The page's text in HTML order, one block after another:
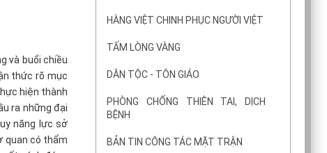
và buổi chiều
thức rõ mục
hiện thành
ra những đại
năng lực sở
quan có thẩm
HÀNG VIỆT CHINH PHỤC NGƯỜI VIỆT
TẤM LÒNG VÀNG
DÂN TỘC - TÔN GIÁO
PHÒNG CHỐNG THIÊN TAI, DỊCH
BỆNH
BẢN TIN CÔNG TÁC MẶT TRẬN